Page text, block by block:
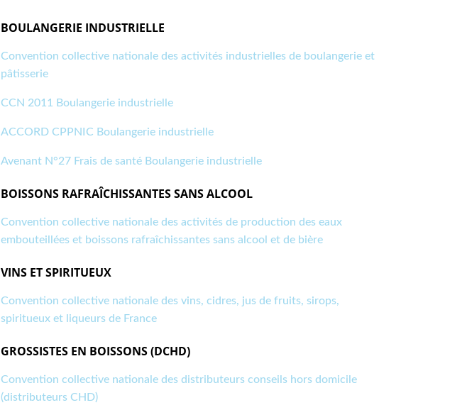
BOULANGERIE INDUSTRIELLE
Convention collective nationale des activités industrielles de boulangerie et
pâtisserie
CCN 2011 Boulangerie industrielle
ACCORD CPPNIC Boulangerie industrielle
Avenant N°27 Frais de santé Boulangerie industrielle
BOISSONS RAFRAÎCHISSANTES SANS ALCOOL
Convention collective nationale des activités de production des eaux
embouteillées et boissons rafraîchissantes sans alcool et de bière
VINS ET SPIRITUEUX
Convention collective nationale des vins, cidres, jus de fruits, sirops,
spiritueux et liqueurs de France
GROSSISTES EN BOISSONS (DCHD)
Convention collective nationale des distributeurs conseils hors domicile
(distributeurs CHD)